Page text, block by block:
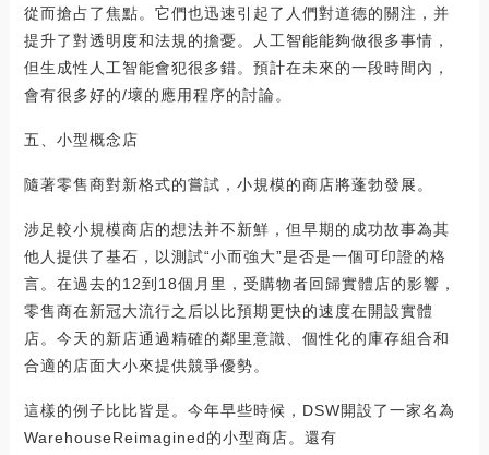
從而搶占了焦點。它們也迅速引起了人們對道德的關注，并
提升了對透明度和法規的擔憂。人工智能能夠做很多事情，
但生成性人工智能會犯很多錯。預計在未來的一段時間內，
會有很多好的/壞的應用程序的討論。
五、小型概念店
隨著零售商對新格式的嘗試，小規模的商店將蓬勃發展。
涉足較小規模商店的想法并不新鮮，但早期的成功故事為其
他人提供了基石，以測試“小而強大”是否是一個可印證的格
言。在過去的12到18個月里，受購物者回歸實體店的影響，
零售商在新冠大流行之后以比預期更快的速度在開設實體
店。今天的新店通過精確的鄰里意識、個性化的庫存組合和
合適的店面大小來提供競爭優勢。
這樣的例子比比皆是。今年早些時候，DSW開設了一家名為
WarehouseReimagined的小型商店。還有